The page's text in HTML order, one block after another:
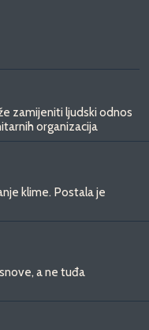
zamijeniti ljudski odnos
organizacija
klime. Postala je
a ne tuđa